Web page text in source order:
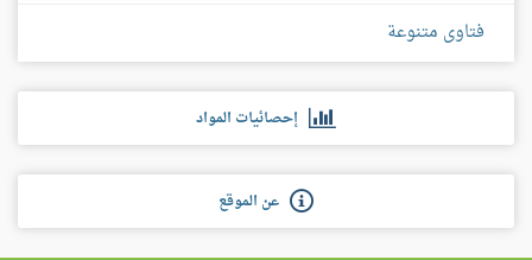
فتاوى متنوعة
إحصائيات المواد
عن الموقع